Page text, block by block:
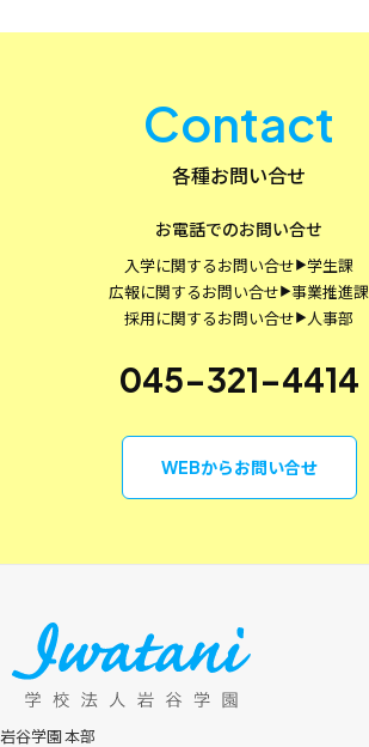
Contact
各種お問い合せ
お電話でのお問い合せ
入学に関するお問い合せ▶学生課
広報に関するお問い合せ▶事業推進課
採用に関するお問い合せ▶ 人事部
045-321-4414
WEBからお問い合せ
岩谷学園 本部